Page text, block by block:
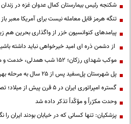
شکنجه رئیس بیمارستان کمال عدوان غزه در
تنگه هرمز قابل معامله نیست برای آمریکا معبر باز
پیامدهای کنوانسیون خزر از واگذاری بحرین هم
از دشمن ذره ای امید خیرخواهی نباید داشته
موکب شهدای رزکان؛ ۱۵۲ شب همدلی، خدمت و میزبانی از مردم ولایت‌مدار شهریار
پل شهرستان پل‌سفید پس از ۲۵ سال به مرحله بهره‌برداری رسید
گستره امپراتوری ایران در ۵ قرن پیش از میلاد؛ تصویری از ایران ۲۵ قرن پیش
وحدت مکرّراً و مؤکّداً تذکر داده شد
پزشکیان: تنها کسانی که در خیابان بودند ایران